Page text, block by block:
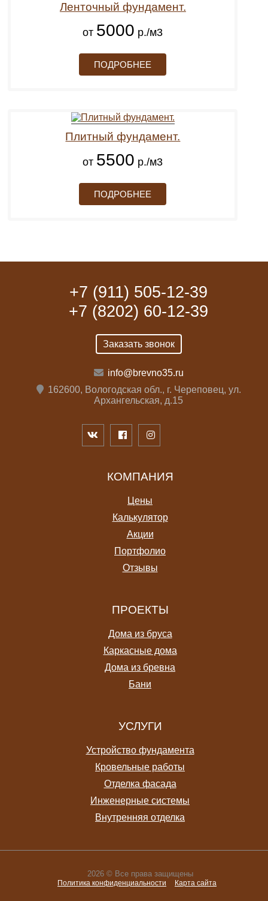
Ленточный фундамент.
от 5000 р./м3
ПОДРОБНЕЕ
Плитный фундамент.
от 5500 р./м3
ПОДРОБНЕЕ
+7 (911) 505-12-39
+7 (8202) 60-12-39
Заказать звонок
info@brevno35.ru
162600, Вологодская обл., г. Череповец, ул.
Архангельская, д.15
КОМПАНИЯ
Цены
Калькулятор
Акции
Портфолио
Отзывы
ПРОЕКТЫ
Дома из бруса
Каркасные дома
Дома из бревна
Бани
УСЛУГИ
Устройство фундамента
Кровельные работы
Отделка фасада
Инженерные системы
Внутренняя отделка
2026 © Все права защищены
Политика конфиденциальности Карта сайта